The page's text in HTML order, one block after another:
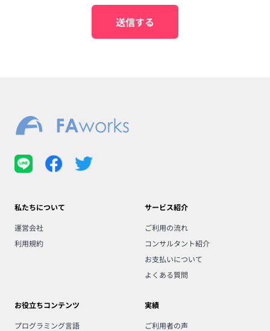
送信する
私たちについて
運営会社
利用規約
サービス紹介
ご利用の流れ
コンサルタント紹介
お支払いについて
よくある質問
お役立ちコンテンツ
プログラミング言語
実績
ご利用者の声